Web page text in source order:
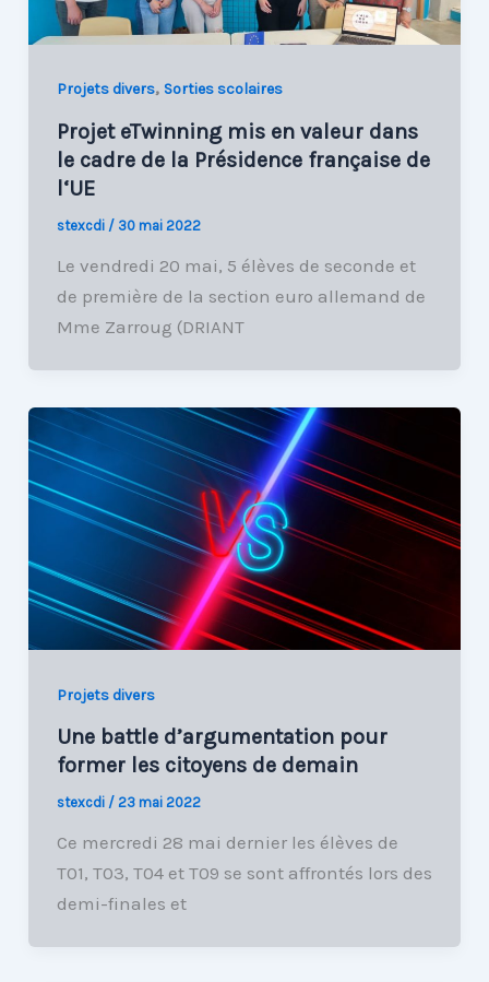
Projets divers, Sorties scolaires
Projet eTwinning mis en valeur dans
le cadre de la Présidence française de
l‘UE
stexcdi / 30 mai 2022
Le vendredi 20 mai, 5 élèves de seconde et
de première de la section euro allemand de
Mme Zarroug (DRIANT
Projets divers
Une battle d’argumentation pour
former les citoyens de demain
stexcdi / 23 mai 2022
Ce mercredi 28 mai dernier les élèves de
T01, T03, T04 et T09 se sont affrontés lors des
demi-finales et